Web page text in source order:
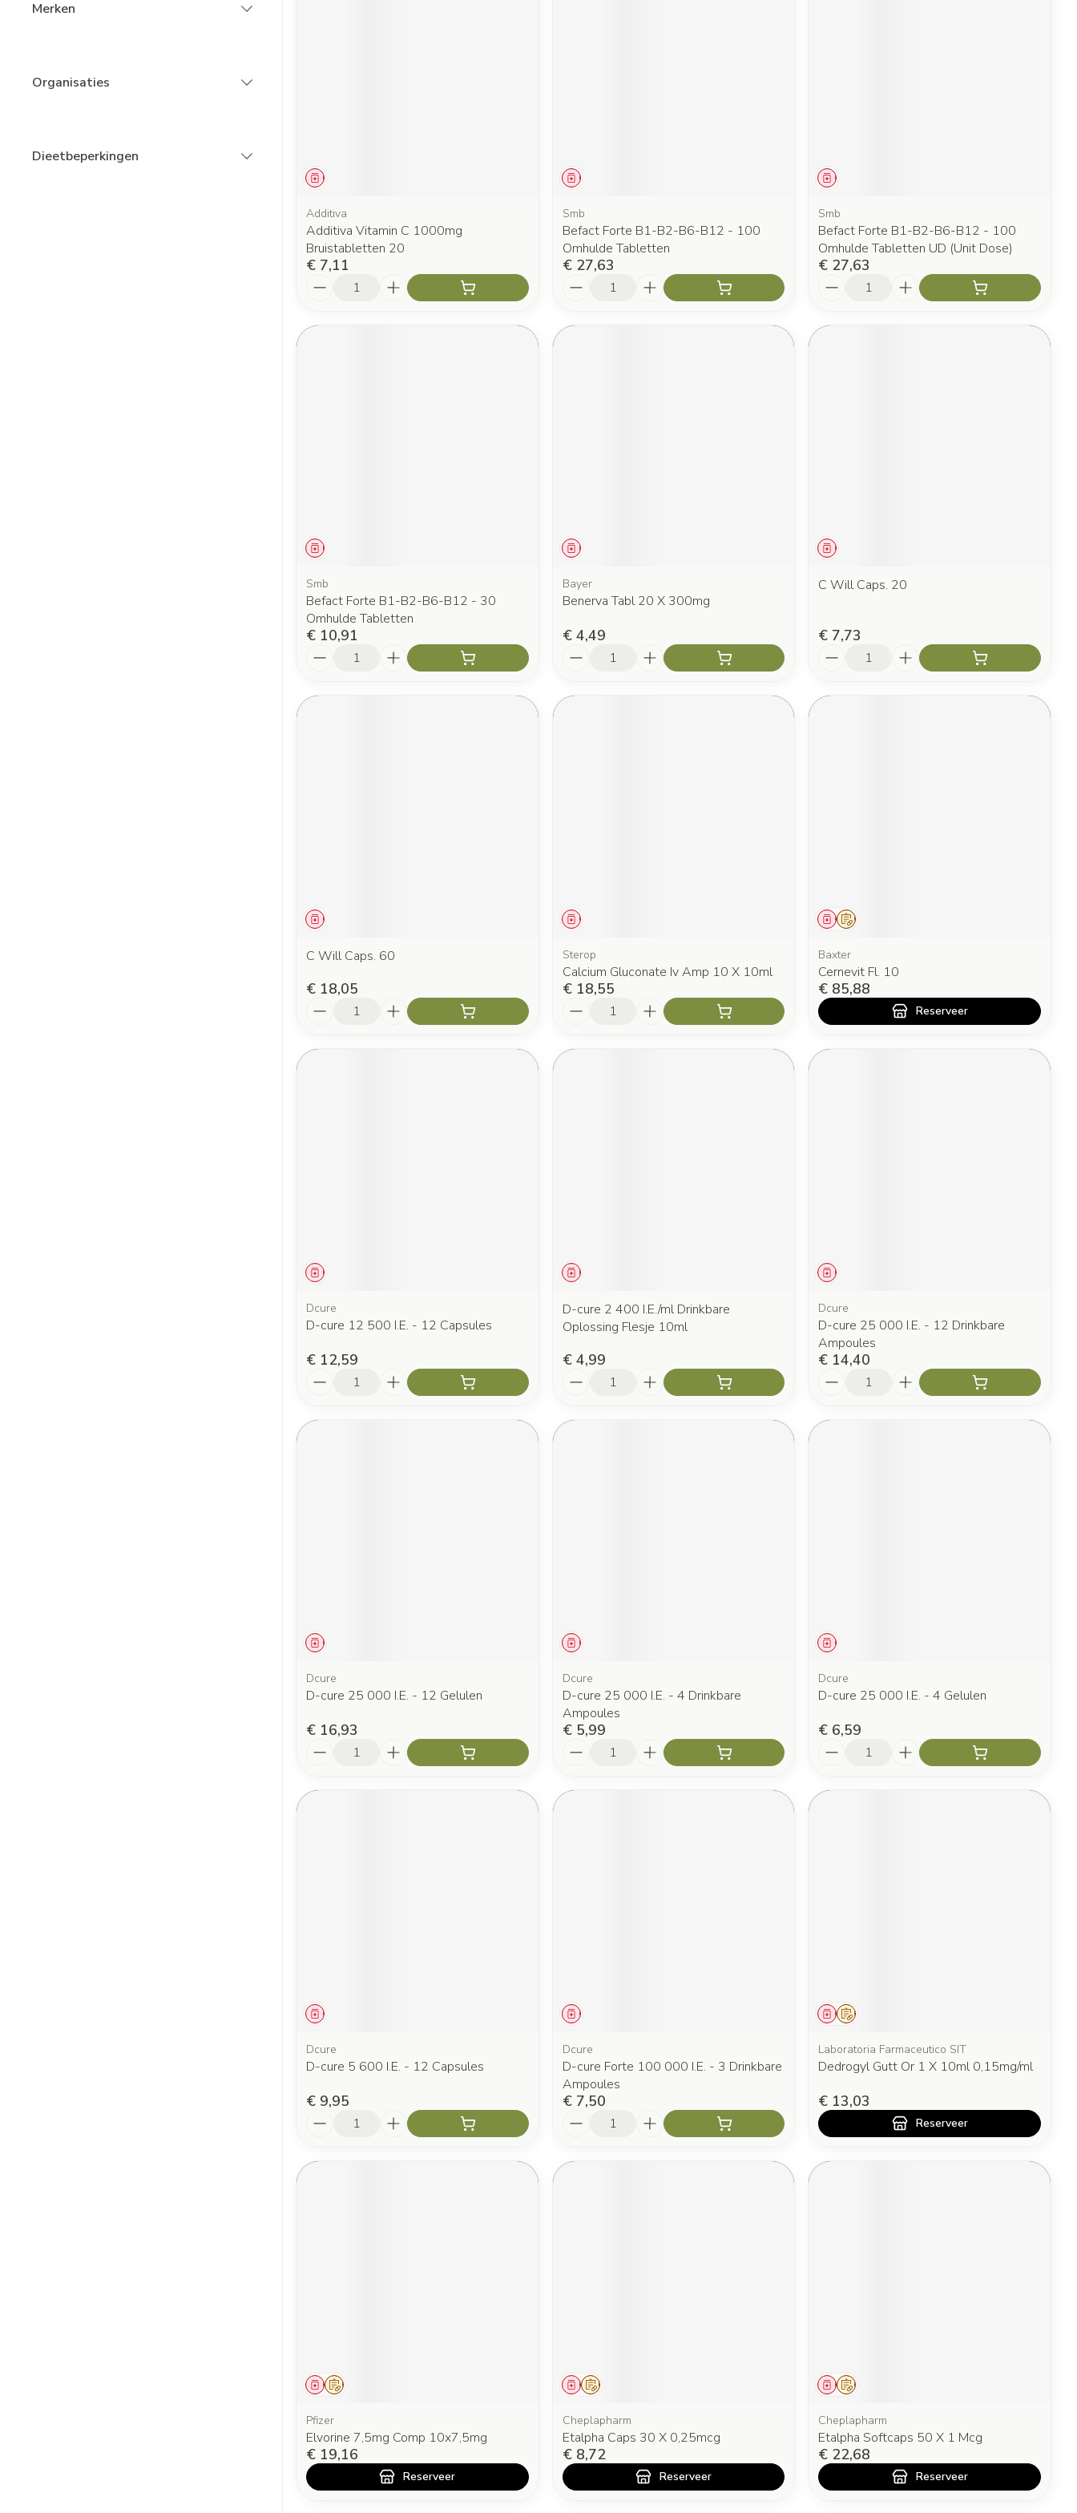
Merken
Organisaties
Dieetbeperkingen
Geneesmiddel
Additiva
Additiva Vitamin C 1000mg
Bruistabletten 20
€ 7,11
Geneesmiddel
Smb
Befact Forte B1-B2-B6-B12 - 100
Omhulde Tabletten
€ 27,63
Geneesmiddel
Smb
Befact Forte B1-B2-B6-B12 - 100
Omhulde Tabletten UD (Unit Dose)
€ 27,63
Geneesmiddel
Smb
Befact Forte B1-B2-B6-B12 - 30
Omhulde Tabletten
€ 10,91
Geneesmiddel
Bayer
Benerva Tabl 20 X 300mg
€ 4,49
Geneesmiddel
C Will Caps. 20
€ 7,73
Geneesmiddel
C Will Caps. 60
€ 18,05
Geneesmiddel
Sterop
Calcium Gluconate Iv Amp 10 X 10ml
€ 18,55
Op voorschrift
Geneesmiddel
Baxter
Cernevit Fl. 10
€ 85,88
Reserveer
Geneesmiddel
Dcure
D-cure 12 500 I.E. - 12 Capsules
€ 12,59
Geneesmiddel
D-cure 2 400 I.E./ml Drinkbare
Oplossing Flesje 10ml
€ 4,99
Geneesmiddel
Dcure
D-cure 25 000 I.E. - 12 Drinkbare
Ampoules
€ 14,40
Geneesmiddel
Dcure
D-cure 25 000 I.E. - 12 Gelulen
€ 16,93
Geneesmiddel
Dcure
D-cure 25 000 I.E. - 4 Drinkbare
Ampoules
€ 5,99
Geneesmiddel
Dcure
D-cure 25 000 I.E. - 4 Gelulen
€ 6,59
Geneesmiddel
Dcure
D-cure 5 600 I.E. - 12 Capsules
€ 9,95
Geneesmiddel
Dcure
D-cure Forte 100 000 I.E. - 3 Drinkbare
Ampoules
€ 7,50
Op voorschrift
Geneesmiddel
Laboratoria Farmaceutico SIT
Dedrogyl Gutt Or 1 X 10ml 0,15mg/ml
€ 13,03
Reserveer
Op voorschrift
Geneesmiddel
Pfizer
Elvorine 7,5mg Comp 10x7,5mg
€ 19,16
Reserveer
Op voorschrift
Geneesmiddel
Cheplapharm
Etalpha Caps 30 X 0,25mcg
€ 8,72
Reserveer
Op voorschrift
Geneesmiddel
Cheplapharm
Etalpha Softcaps 50 X 1 Mcg
€ 22,68
Reserveer